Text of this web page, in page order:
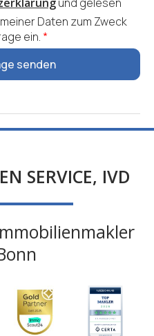
Daten zum Zweck
ein. *
senden
SERVICE, IVD